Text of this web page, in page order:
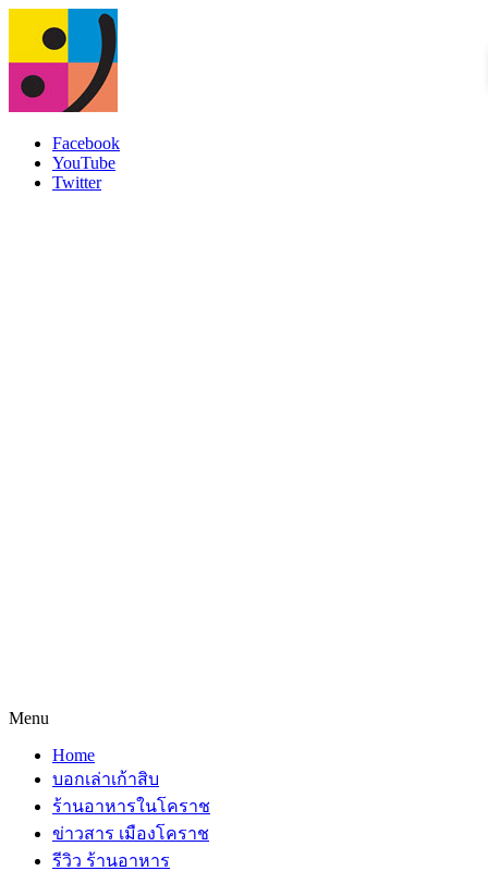
Facebook
YouTube
Twitter
Menu
Home
บอกเล่าเก้าสิบ
ร้านอาหารในโคราช
ข่าวสาร เมืองโคราช
รีวิว ร้านอาหาร